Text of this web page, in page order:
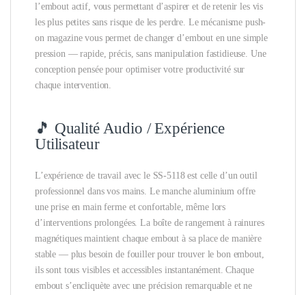
l’embout actif, vous permettant d’aspirer et de retenir les vis
les plus petites sans risque de les perdre. Le mécanisme push-
on magazine vous permet de changer d’embout en une simple
pression — rapide, précis, sans manipulation fastidieuse. Une
conception pensée pour optimiser votre productivité sur
chaque intervention.
🎵 Qualité Audio / Expérience
Utilisateur
L’expérience de travail avec le SS-5118 est celle d’un outil
professionnel dans vos mains. Le manche aluminium offre
une prise en main ferme et confortable, même lors
d’interventions prolongées. La boîte de rangement à rainures
magnétiques maintient chaque embout à sa place de manière
stable — plus besoin de fouiller pour trouver le bon embout,
ils sont tous visibles et accessibles instantanément. Chaque
embout s’encliquète avec une précision remarquable et ne